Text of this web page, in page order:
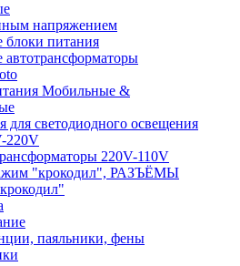
напряжением
блоки питания
автотрансформаторы
Мобильные &
для светодиодного освещения
220V
220V-110V
"крокодил", РАЗЪЁМЫ
паяльники, фены